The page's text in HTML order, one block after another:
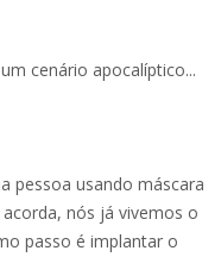
cenário apocalíptico...
pessoa usando máscara
nós já vivemos o
passo é implantar o